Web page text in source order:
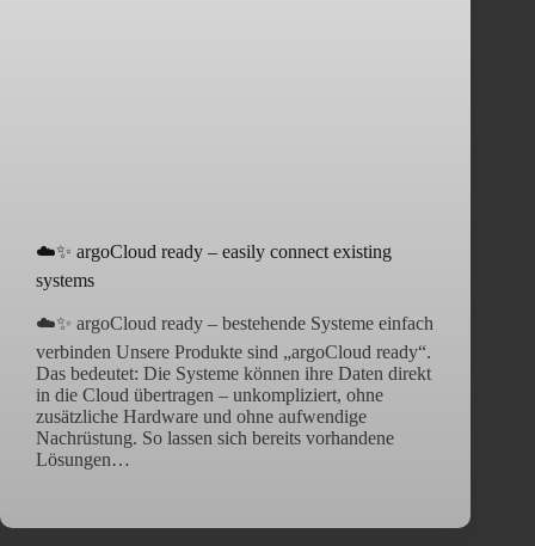
☁️✨ argoCloud ready – easily connect existing
systems
☁️✨ argoCloud ready – bestehende Systeme einfach
verbinden Unsere Produkte sind „argoCloud ready“.
Das bedeutet: Die Systeme können ihre Daten direkt
in die Cloud übertragen – unkompliziert, ohne
zusätzliche Hardware und ohne aufwendige
Nachrüstung. So lassen sich bereits vorhandene
Lösungen…